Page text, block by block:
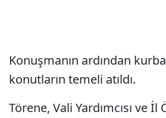
Konuşmanın ardından
konutların temeli atıldı.
Törene, Vali Yardımcısı ve İl